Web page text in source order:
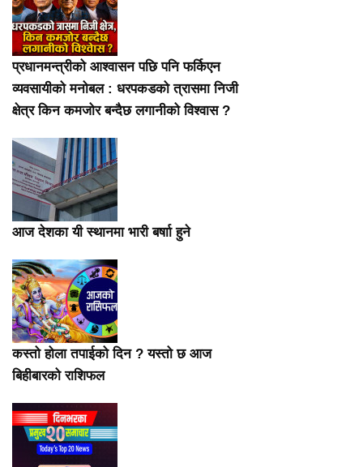
प्रधानमन्त्रीको आश्वासन पछि पनि फर्किएन
व्यवसायीको मनोबल : धरपकडको त्रासमा निजी
क्षेत्र किन कमजोर बन्दैछ लगानीको विश्वास ?
आज देशका यी स्थानमा भारी बर्षाा हुने
कस्तो होला तपाईको दिन ? यस्तो छ आज
बिहीबारको राशिफल